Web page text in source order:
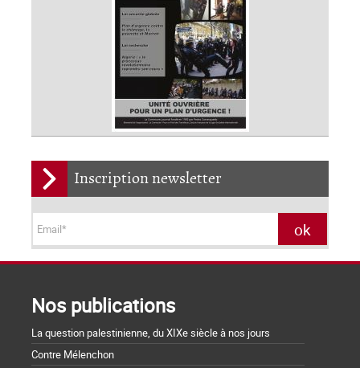
Inscription newsletter
Nos publications
La question palestinienne, du XIXe siècle à nos jours
Contre Mélenchon